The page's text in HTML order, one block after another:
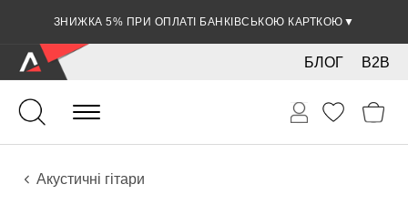
ЗНИЖКА 5% ПРИ ОПЛАТІ БАНКІВСЬКОЮ КАРТКОЮ ▼
B2B
БЛОГ
Гітари
Акустичні інструменти
Інструменти
Акустичні гітари